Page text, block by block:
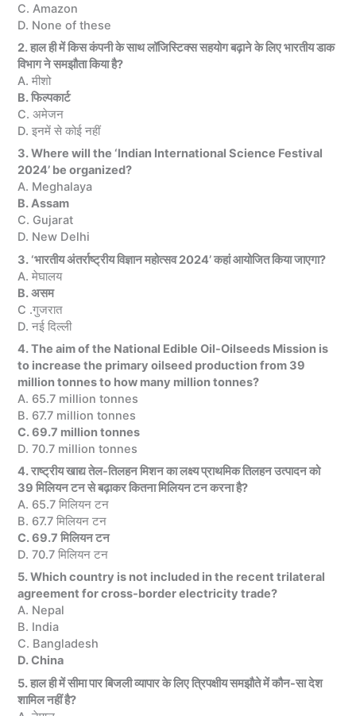
C. Amazon
D. None of these
2. हाल ही में किस कंपनी के साथ लॉजिस्टिक्स सहयोग बढ़ाने के लिए भारतीय डाक
विभाग ने समझौता किया है?
A. मीशो
B. फिल्पकार्ट
C. अमेजन
D. इनमें से कोई नहीं
3. Where will the ‘Indian International Science Festival
2024’ be organized?
A. Meghalaya
B. Assam
C. Gujarat
D. New Delhi
3. ‘भारतीय अंतर्राष्‍ट्रीय विज्ञान महोत्‍सव 2024’ कहां आयोजित किया जाएगा?
A. मेघालय
B. असम
C .गुजरात
D. नई दिल्ली
4. The aim of the National Edible Oil-Oilseeds Mission is
to increase the primary oilseed production from 39
million tonnes to how many million tonnes?
A. 65.7 million tonnes
B. 67.7 million tonnes
C. 69.7 million tonnes
D. 70.7 million tonnes
4. राष्ट्रीय खाद्य तेल-तिलहन मिशन का लक्ष्य प्राथमिक तिलहन उत्पादन को
39 मिलियन टन से बढ़ाकर कितना मिलियन टन करना है?
A. 65.7 मिलियन टन
B. 67.7 मिलियन टन
C. 69.7 मिलियन टन
D. 70.7 मिलियन टन
5. Which country is not included in the recent trilateral
agreement for cross-border electricity trade?
A. Nepal
B. India
C. Bangladesh
D. China
5. हाल ही में सीमा पार बिजली व्यापार के लिए त्रिपक्षीय समझौते में कौन-सा देश
शामिल नहीं है?